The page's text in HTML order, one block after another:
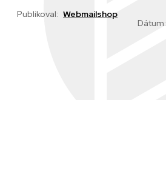
Publikoval: Webmailshop
Dátum: